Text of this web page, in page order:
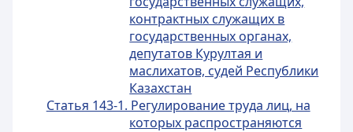
контрактных служащих в
государственных органах,
депутатов Курултая и
маслихатов, судей Республики
Казахстан
Статья 143-1. Регулирование труда лиц, на
которых распространяются